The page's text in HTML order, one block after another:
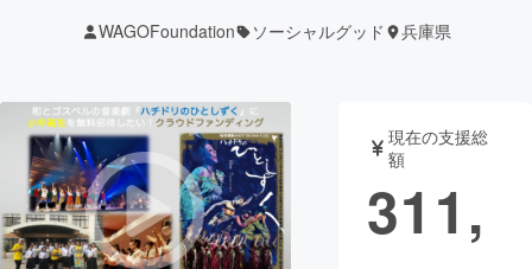
テクノロジー・ガジェット
映像・映画 書籍・雑誌
WAGOFoundation ソーシャルグッド 兵庫県
現在の支援総
額
311,